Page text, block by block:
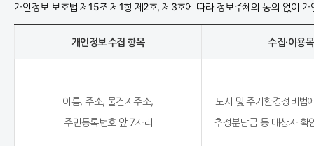
사유와 처리일정을 통보하여야 합니다.
③ 서울시는 이용 신청 시 이용자가 제공하는 정보를 통하여 이용자에 관한
④ 서울시는 관련법령이 정하는 바에 따라서 이용자 등록정보를 포함한 이
관련법령 및 서울시 개인정보처리방침에 제시된 내용을 지킵니다.
개인정보 보호법 제15조 제1항 제2호, 제3호에 따라 정보주체의 동의 없이 개
개인정보 수집 항목 수집·이용
이름, 주소, 물건지주소,
주민등록번호 앞 7자리
도시 및 주거환경정비법
추정분담금 등 대상자 확